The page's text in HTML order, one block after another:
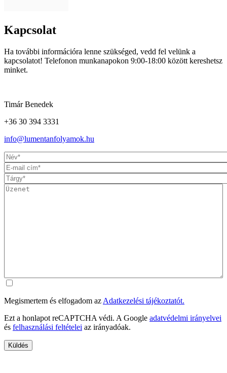
Kapcsolat
Ha további információra lenne szükséged, vedd fel velünk a
kapcsolatot! Telefonon munkanapokon 9:00-18:00 között kereshetsz
minket.
Timár Benedek
+36 30 394 3331
info@lumentanfolyamok.hu
Megismertem és elfogadom az Adatkezelési tájékoztatót.
Ezt a honlapot reCAPTCHA védi. A Google adatvédelmi irányelvei
és felhasználási feltételei az irányadóak.